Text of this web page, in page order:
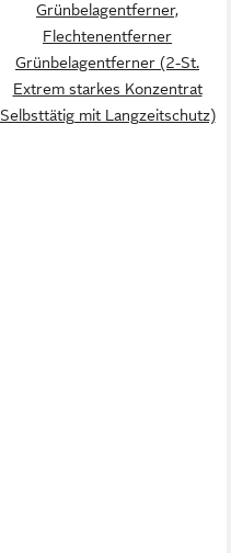
Grünbelagentferner,
Flechtenentferner
Grünbelagentferner (2-St.
Extrem starkes Konzentrat
Selbsttätig mit Langzeitschutz)